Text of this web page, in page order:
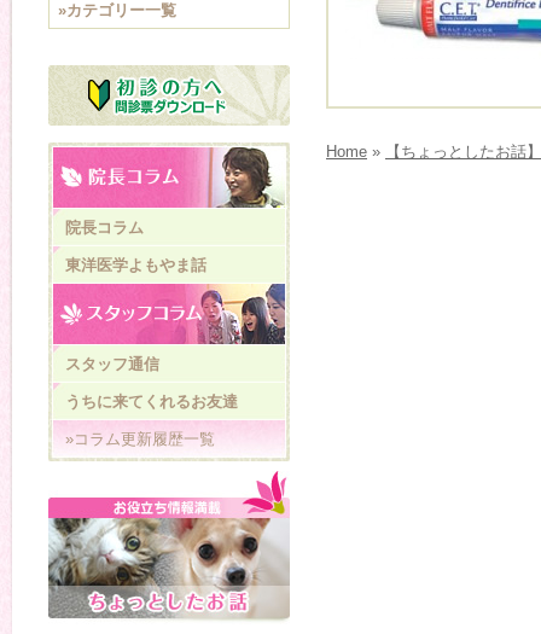
Home » 【ちょっとしたお話
»カテゴリー一覧
院長コラム
東洋医学よもやま話
スタッフ通信
うちに来てくれるお友達
»コラム更新履歴一覧